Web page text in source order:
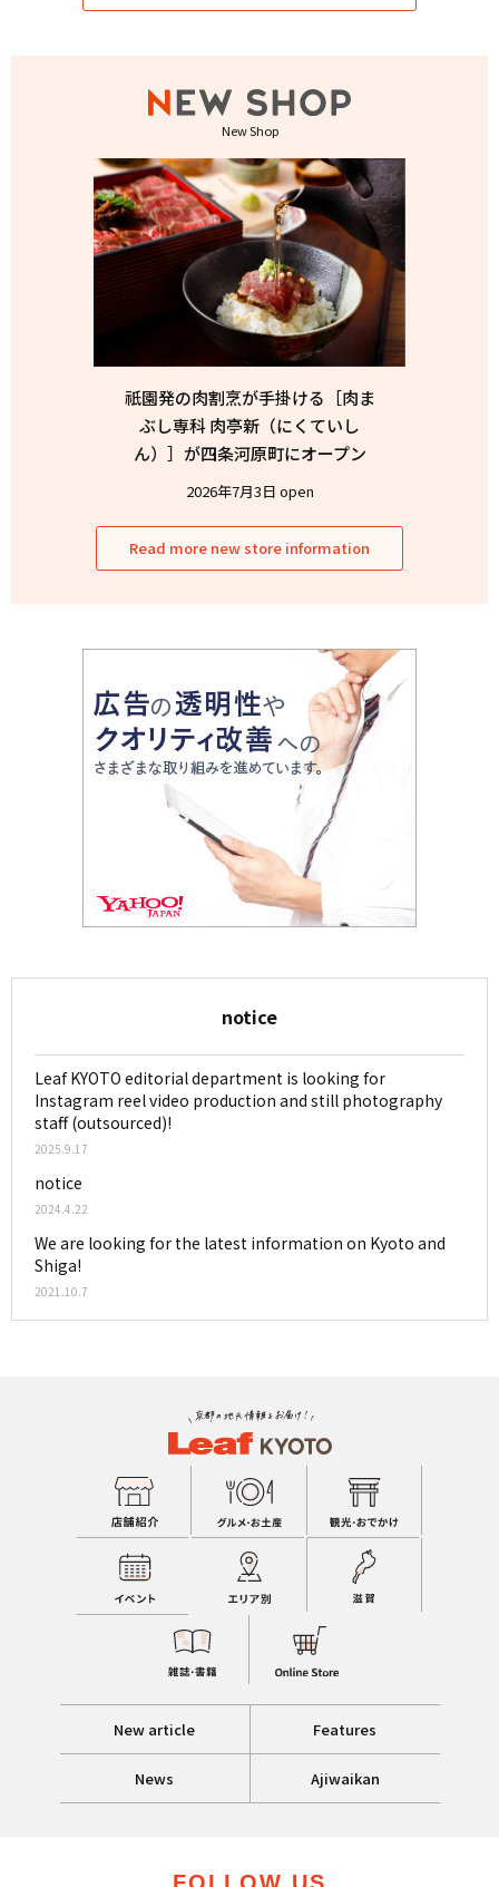
New Shop
祇園発の肉割烹が手掛ける［肉ま
ぶし専科 肉亭新（にくていし
ん）］が四条河原町にオープン
2026年7月3日 open
Read more new store information
notice
Leaf KYOTO editorial department is looking for
Instagram reel video production and still photography
staff (outsourced)!
2025.9.17
notice
2024.4.22
We are looking for the latest information on Kyoto and
Shiga!
2021.10.7
New article Features
News Ajiwaikan